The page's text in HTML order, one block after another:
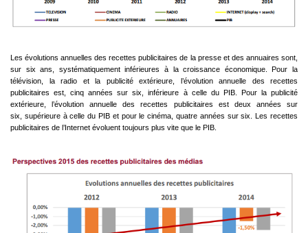
Les évolutions annuelles des recettes publicitaires de la presse et des annuaires sont,
sur six ans, systématiquement inférieures à la croissance économique.Pour la
télévision, la radio et la publicité extérieure, l’évolution annuelle des recettes
publicitaires est,cinq années sur six, inférieure à celle du PIB. Pour la publicité
extérieure, l’évolution annuelle des recettes publicitaires est deux années sur
six, supérieure à celle du PIB et pour le cinéma, quatre années sur six.Les recettes
publicitaires de l’Internet évoluent toujours plus vite que le PIB.